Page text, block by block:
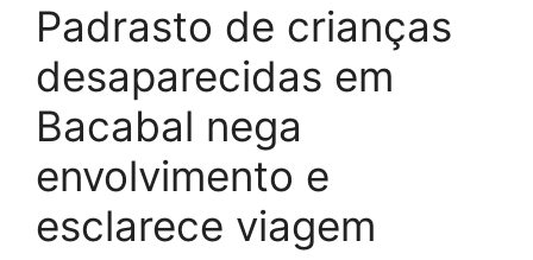
Padrasto de crianças
desaparecidas em
Bacabal nega
envolvimento e
esclarece viagem